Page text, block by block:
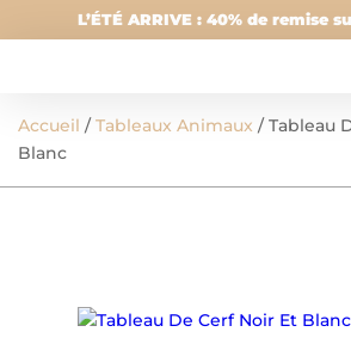
L’ÉTÉ ARRIVE : 40% de remise
Accueil /Tableaux Animaux / Tableau
Blanc